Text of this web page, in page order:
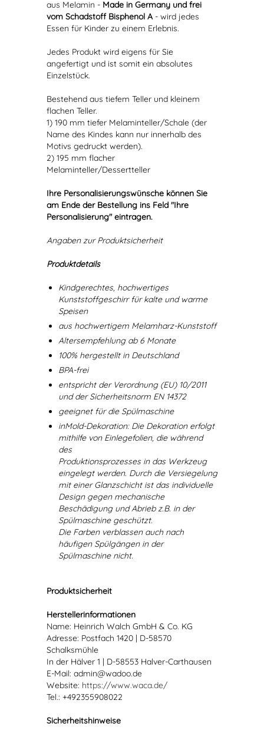
aus Melamin - Made in Germany und frei
vom Schadstoff Bisphenol A- wird jedes
Essen für Kinder zu einem Erlebnis.
Jedes Produkt wird eigens für Sie
angefertigt und ist somit ein absolutes
Einzelstück.
Bestehend aus tiefem Teller und kleinem
flachen Teller.
1) 190 mm tiefer Melaminteller/Schale (der
Name des Kindes kann nur innerhalb des
Motivs gedruckt werden).
2) 195 mm flacher
Melaminteller/Dessertteller
Ihre Personalisierungswünsche können Sie
am Ende der Bestellung ins Feld "Ihre
Personalisierung" eintragen.
Angaben zur Produktsicherheit
Produktdetails
Kindgerechtes, hochwertiges
Kunststoffgeschirr für kalte und warme
Speisen
aus hochwertigem Melamharz-Kunststoff
Altersempfehlung ab 6 Monate
100% hergestellt in Deutschland
BPA-frei
entspricht der Verordnung (EU) 10/2011
und der Sicherheitsnorm EN 14372
geeignet für die Spülmaschine
inMold-Dekoration: Die Dekoration erfolgt
mithilfe von Einlegefolien, die während
des
Produktionsprozesses in das Werkzeug
eingelegt werden. Durch die Versiegelung
mit einer Glanzschicht ist das individuelle
Design gegen mechanische
Beschädigung und Abrieb z.B. in der
Spülmaschine geschützt.
Die Farben verblassen auch nach
häufigen Spülgängen in der
Spülmaschine nicht.
Produktsicherheit
Herstellerinformationen
Name: Heinrich Walch GmbH & Co. KG
Adresse: Postfach 1420 | D-58570
Schalksmühle
In der Hälver 1 | D-58553 Halver-Carthausen
E-Mail: admin@wadoo.de
Website: https://www.waca.de/
Tel.: +492355908022
Sicherheitshinweise